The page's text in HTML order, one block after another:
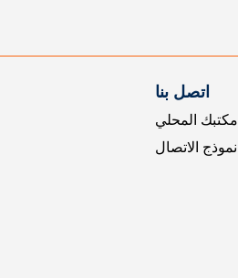
اتصل بنا
مكتبك المحلي
نموذج الاتصال